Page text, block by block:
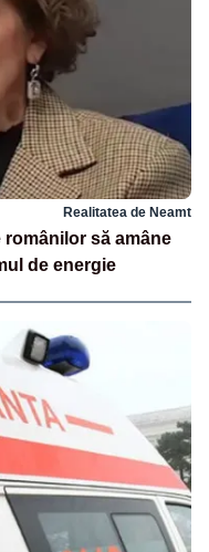
Realitatea de Neamt
să amâne
de energie